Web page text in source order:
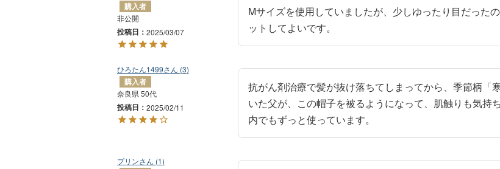
購入者
非公開
投稿日 2025/03/07
Mサイズを使用していましたが、少しゆったり目だった
ットしてよいです。
ひろたん1499 3
購入者
奈良県 50代
投稿日 2025/02/11
抗がん剤治療で髪が抜け落ちてしまってから、季節柄「
いた父が、この帽子を被るようになって、肌触りも気持
内でもずっと使っています。
プリン 1